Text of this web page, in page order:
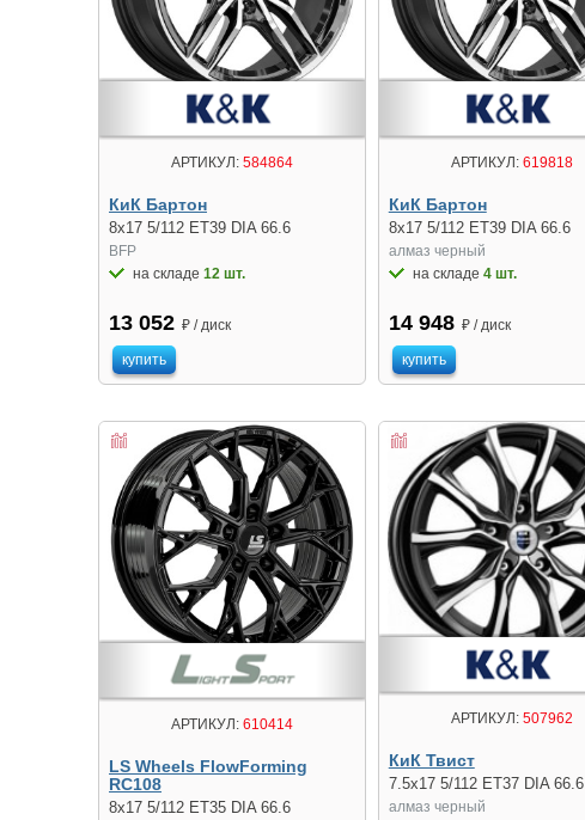
АРТИКУЛ:584864
КиК Бартон
8x17 5/112 ET39 DIA 66.6
BFP
на складе 12 шт.
13 052 ₽ / диск
купить
АРТИКУЛ:619818
КиК Бартон
8x17 5/112 ET39 DIA 66.6
алмаз черный
на складе 4 шт.
14 948 ₽ / диск
купить
АРТИКУЛ:610414
LS Wheels FlowForming
RC108
8x17 5/112 ET35 DIA 66.6
АРТИКУЛ:507962
КиК Твист
7.5x17 5/112 ET37 DIA 66.6
алмаз чeрный